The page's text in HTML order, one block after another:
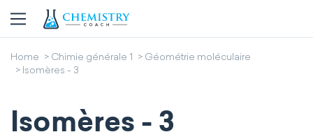
Home Chimie générale 1
Géométrie moléculaire
Isomères - 3
Isomères - 3